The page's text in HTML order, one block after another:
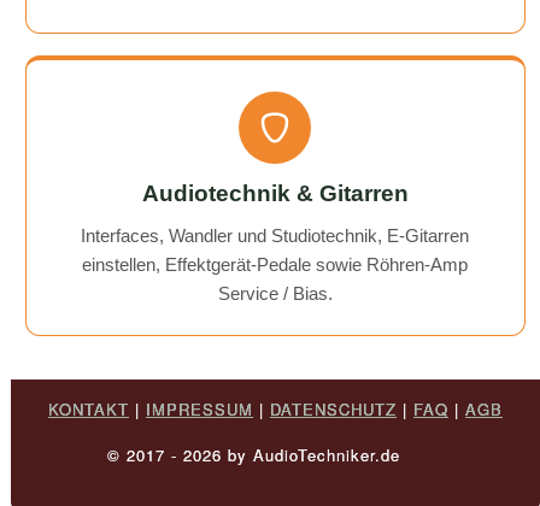
Audiotechnik & Gitarren
Interfaces, Wandler und Studiotechnik, E-Gitarren
einstellen, Effektgerät-Pedale sowie Röhren-Amp
Service / Bias.
KONTAKT | IMPRESSUM | DATENSCHUTZ | FAQ | AGB
© 2017 - 2026 by AudioTechniker.de